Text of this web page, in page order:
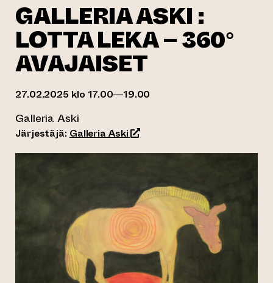
GALLERIA ASKI :
LOTTA LEKA – 360°
AVAJAISET
27.02.2025 klo 17.00—19.00
Galleria Aski
Järjestäjä: Galleria Aski(siirtyy toiseen